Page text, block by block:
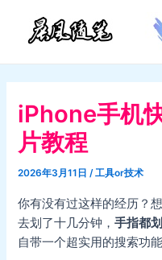
容
iPhone手机
片教程
2026年3月11日/工具or技术
你有没有过这样的经历？
去划了十几分钟，手指都
自带一个超实用的搜索功